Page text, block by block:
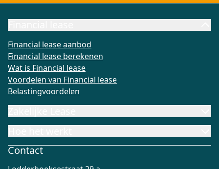
Financial lease aanbod
Financial lease berekenen
Wat is Financial lease
Voordelen van Financial lease
Belastingvoordelen
Contact